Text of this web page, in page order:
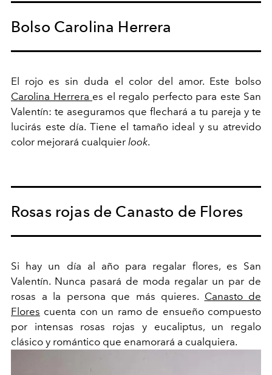
Bolso Carolina Herrera
El rojo es sin duda el color del amor. Este bolso
Carolina Herrera es el regalo perfecto para este San
Valentín: te aseguramos que flechará a tu pareja y te
lucirás este día. Tiene el tamaño ideal y su atrevido
color mejorará cualquier look.
Rosas rojas de Canasto de Flores
Si hay un día al año para regalar flores, es San
Valentín. Nunca pasará de moda regalar un par de
rosas a la persona que más quieres. Canasto de
Flores cuenta con un ramo de ensueño compuesto
por intensas rosas rojas y eucaliptus, un regalo
clásico y romántico que enamorará a cualquiera.